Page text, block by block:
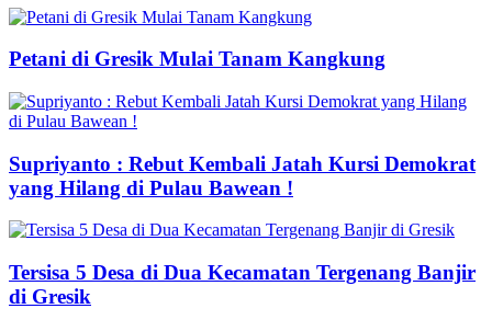
Petani di Gresik Mulai Tanam Kangkung
Supriyanto : Rebut Kembali Jatah Kursi Demokrat
yang Hilang di Pulau Bawean !
Tersisa 5 Desa di Dua Kecamatan Tergenang Banjir
di Gresik